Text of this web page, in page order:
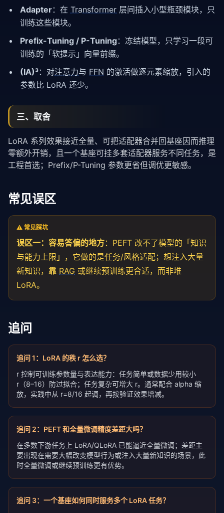
Adapter：在 Transformer 层间插入小型瓶颈模块，只
训练这些模块。
Prefix-Tuning / P-Tuning：冻结模型，只学习一段可
训练的「软提示」向量前缀。
(IA)³：对注意力与 FFN 的激活做逐元素缩放，引入的
参数比 LoRA 还少。
三、取舍
LoRA 系列效果接近全量、可把适配器合并回基座因而推理
零额外开销，且一个基座可挂多套适配器服务不同任务，是
工程首选；Prefix/P-Tuning 参数更省但调优更敏感。
常见误区
⚠️ 常见踩坑
误区一：容易答偏的地方：PEFT 改不了模型的「知识
与能力上限」，它做的是任务/风格适配；想注入大量
新知识，靠 RAG 或继续预训练更合适，而非堆
LoRA。
追问
追问1 ： LoRA 的秩 r 怎么选？
r 控制可训练参数量与表达能力：任务简单或数据少用较小
r（8–16）防过拟合；任务复杂可增大 r。通常配合 alpha 缩
放，实践中从 r=8/16 起调，再按验证效果增减。
追问 2： PEFT 和全量微调精度差距大吗？
在多数下游任务上 LoRA/QLoRA 已能逼近全量微调；差距主
要出现在需要大幅改变模型行为或注入大量新知识的场景，此
时全量微调或继续预训练更有优势。
追问 3： 一个基座如何同时服务多个 LoRA 任务？